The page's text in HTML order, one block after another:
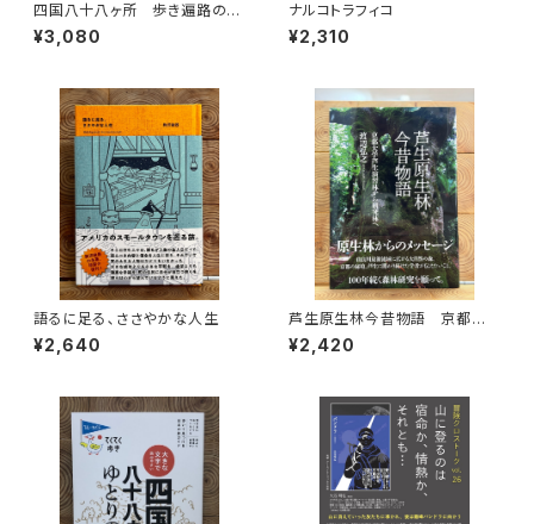
四国八十八ヶ所 歩き遍路のた
めの完全ガイド
¥3,080
ナルコトラフィコ
¥2,310
語るに足る、ささやかな人生
¥2,640
芦生原生林今昔物語 京都大
学芦生演習林から研究林へ
¥2,420